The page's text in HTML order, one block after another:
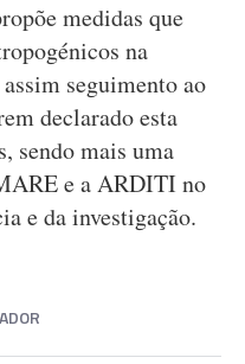
medidas que
na
seguimento ao
declarado esta
sendo mais uma
e a ARDITI no
e da investigação.